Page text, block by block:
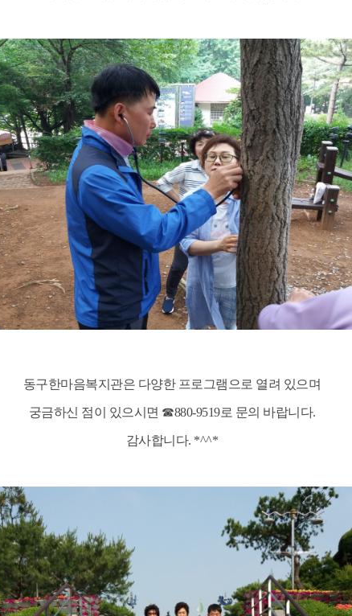
동구한마음복지관은 다양한 프로그램으로 열려 있으며
궁금하신 점이 있으시면 ☎880-9519로 문의 바랍니다.
감사합니다. *^^*